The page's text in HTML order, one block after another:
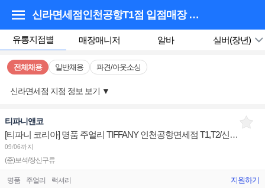
신라면세점인천공항T1점 입점매장채용정보
유통지점별 매장매니저 알바 실버(장년)
전체채용 일반채용 파견/아웃소싱
신라면세점 지점 정보 보기 ▼
티파니앤코
[티파니 코리아] 명품 주얼리 TIFFANY 인천공항면세점 T1,T2/신세계광주/신세계하남 판매사원 채용
09/06까지
(준)보석/장신구류
명품 주얼리 럭셔리 지원하기